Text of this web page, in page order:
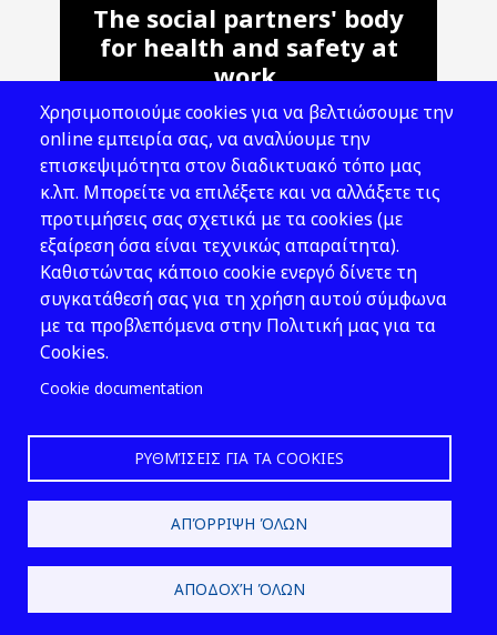
The social partners' body
for health and safety at
work.
Address: 143 Liosion & 6 Thirsiou, 104
45, Athens
T: 210 82 00 100
e: info@elinyae.gr
Follow Us
Χρησιμοποιούμε cookies για να βελτιώσουμε την
online εμπειρία σας, να αναλύουμε την
επισκεψιμότητα στον διαδικτυακό τόπο μας
κ.λπ. Μπορείτε να επιλέξετε και να αλλάξετε τις
προτιμήσεις σας σχετικά με τα cookies (με
εξαίρεση όσα είναι τεχνικώς απαραίτητα).
Καθιστώντας κάποιο cookie ενεργό δίνετε τη
συγκατάθεσή σας για τη χρήση αυτού σύμφωνα
με τα προβλεπόμενα στην Πολιτική μας για τα
Cookies.
Cookie documentation
ΡΥΘΜΊΣΕΙΣ ΓΙΑ ΤΑ COOKIES
ΑΠΌΡΡΙΨΗ ΌΛΩΝ
ΑΠΟΔΟΧΉ ΌΛΩΝ
2026 © EL.IN.Y.A.E.
Design & Development by